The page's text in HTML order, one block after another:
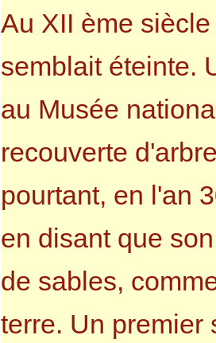
Au XII ème
semblait éteinte.
au Musée
recouverte
pourtant, en l'an
en disant que
de sables,
terre. Un premier